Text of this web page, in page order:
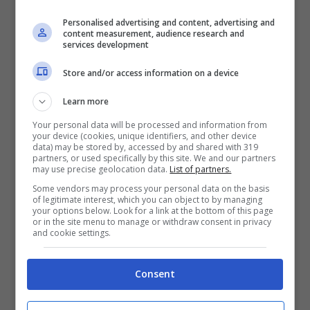
Mostra Informazioni
SNAI
50% sul deposito fino a 50€
1000€
VERIFICA
Mostra Informazioni
PlanetWin365
Personalised advertising and content, advertising and
content measurement, audience research and
services development
Store and/or access information on a device
Learn more
Your personal data will be processed and information from
your device (cookies, unique identifiers, and other device
data) may be stored by, accessed by and shared with 319
partners, or used specifically by this site. We and our partners
may use precise geolocation data. List of partners.
Some vendors may process your personal data on the basis
of legitimate interest, which you can object to by managing
your options below. Look for a link at the bottom of this page
or in the site menu to manage or withdraw consent in privacy
and cookie settings.
Consent